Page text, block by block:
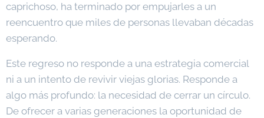
caprichoso, ha terminado por empujarles a un
reencuentro que miles de personas llevaban décadas
esperando.
Este regreso no responde a una estrategia comercial
ni a un intento de revivir viejas glorias. Responde a
algo más profundo: la necesidad de cerrar un círculo.
De ofrecer a varias generaciones la oportunidad de